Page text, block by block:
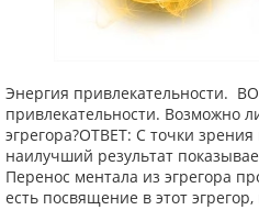
Энергия привлекательности.
привлекательности. Возможно
эгрегора?ОТВЕТ: С точки
наилучший результат
Перенос ментала из эгрегора
есть посвящение в этот